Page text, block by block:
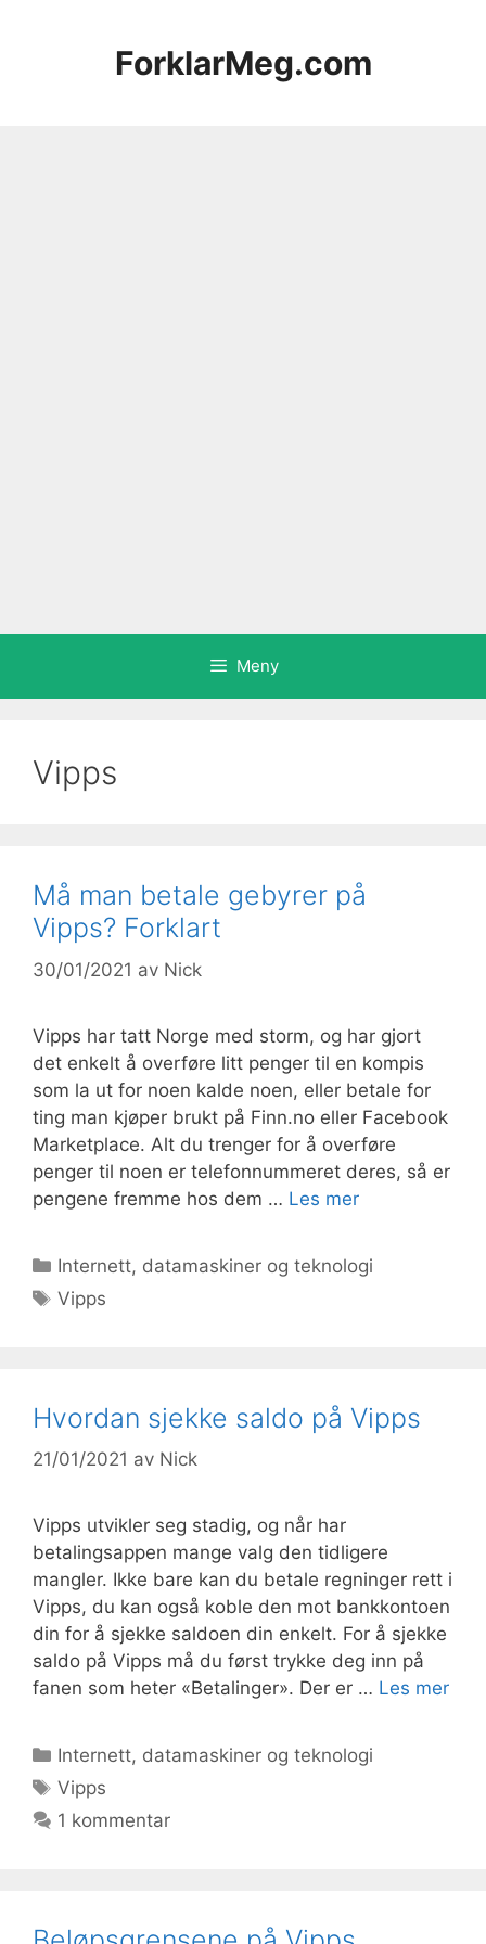
ForklarMeg.com
Meny
Vipps
Må man betale gebyrer på
Vipps? Forklart
30/01/2021 av Nick
Vipps har tatt Norge med storm, og har gjort
det enkelt å overføre litt penger til en kompis
som la ut for noen kalde noen, eller betale for
ting man kjøper brukt på Finn.no eller Facebook
Marketplace. Alt du trenger for å overføre
penger til noen er telefonnummeret deres, så er
pengene fremme hos dem … Les mer
Kategorier
Internett, datamaskiner og teknologi
Stikkord
Vipps
Hvordan sjekke saldo på Vipps
21/01/2021 av Nick
Vipps utvikler seg stadig, og når har
betalingsappen mange valg den tidligere
mangler. Ikke bare kan du betale regninger rett i
Vipps, du kan også koble den mot bankkontoen
din for å sjekke saldoen din enkelt. For å sjekke
saldo på Vipps må du først trykke deg inn på
fanen som heter «Betalinger». Der er … Les mer
Kategorier
Internett, datamaskiner og teknologi
Stikkord
Vipps
1 kommentar